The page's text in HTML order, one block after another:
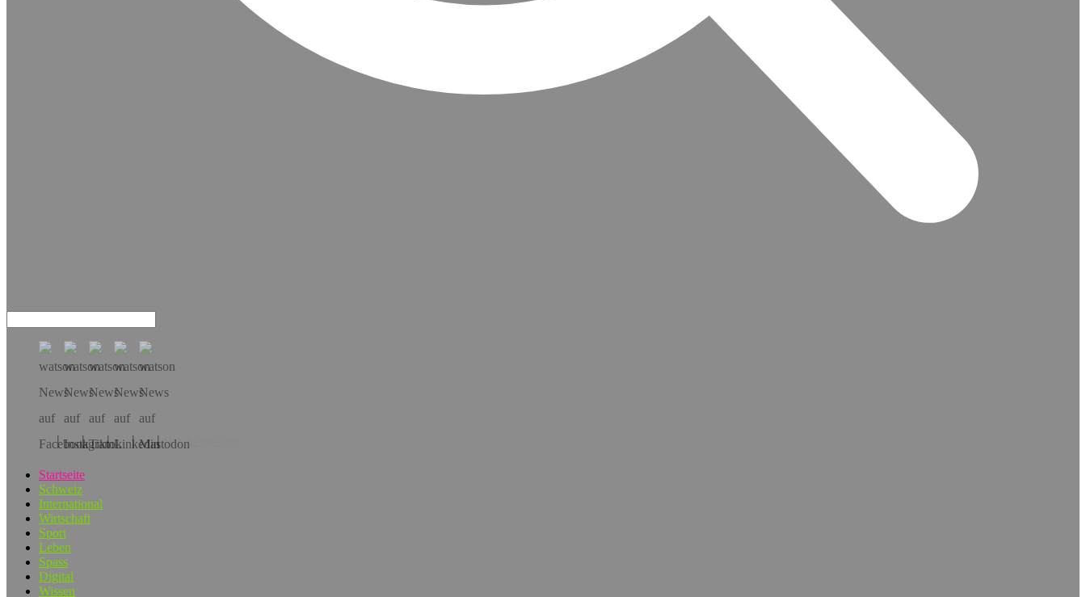
Hol dir die App!
Startseite
Schweiz
International
Wirtschaft
Sport
Leben
Spass
Digital
Wissen